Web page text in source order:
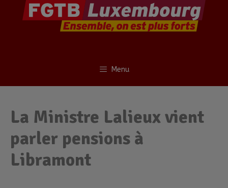
Menu
La Ministre Lalieux vient
parler pensions à
Libramont